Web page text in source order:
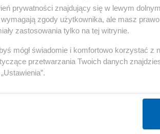
Biznes
Pieniądze
Centralny Port Komunikacyjny
Inwestycje
Podatki
prywatności znajdujący się w lewym
zgody użytkownika, ale masz
zastosowania tylko na tej witrynie.
mógł świadomie i komfortowo korzystać z
przetwarzania Twoich danych